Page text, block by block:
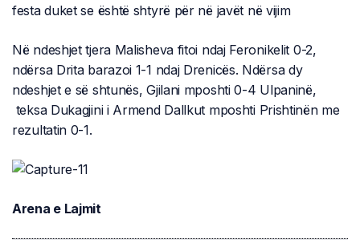
festa duket se është shtyrë për në javët në vijim
Në ndeshjet tjera Malisheva fitoi ndaj Feronikelit 0-2,
ndërsa Drita barazoi 1-1 ndaj Drenicës. Ndërsa dy
ndeshjet e së shtunës, Gjilani mposhti 0-4 Ulpaninë,
teksa Dukagjini i Armend Dallkut mposhti Prishtinën me
rezultatin 0-1.
Arena e Lajmit